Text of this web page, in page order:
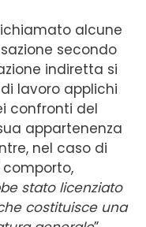
alcune
secondo
indiretta si
lavoro applichi
confronti del
appartenenza
nel caso di
stato licenziato
costituisce una